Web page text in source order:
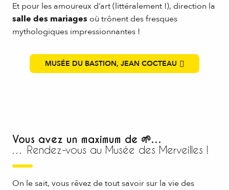
Et pour les amoureux d’art (littéralement !), direction la
salle des mariages où trônent des fresques
mythologiques impressionnantes !
MUSÉE DU BASTION, JEAN COCTEAU
Vous avez un maximum de 🌱…
… Rendez-vous au Musée des Merveilles !
On le sait, vous rêvez de tout savoir sur la vie des